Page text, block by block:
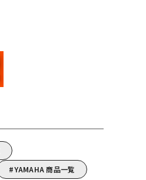
YAMAHA 商品一覧